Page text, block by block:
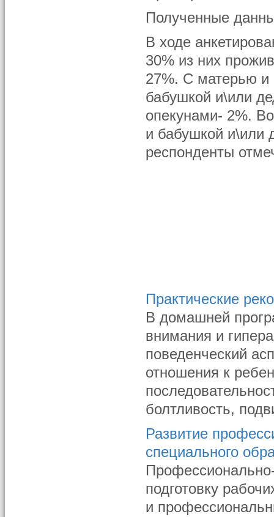
Полученные
В ходе
30% из них
27%. С матерью и
бабушкой и\или
опекунами- 2%.
и бабушкой и\или
респонденты
Практические
В домашней
внимания и
поведенческий
отношения к
болтливость,
Развитие
специального
подготовку
и